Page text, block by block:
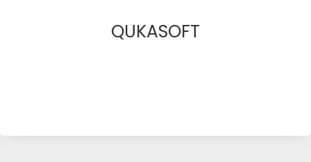
QUKASOFT